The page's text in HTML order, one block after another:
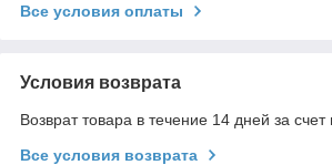
Все условия оплаты
Условия возврата
Возврат товара в течение 14 дней за счет
Все условия возврата